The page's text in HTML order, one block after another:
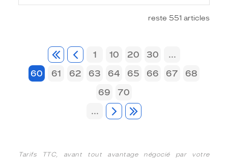
reste 551 articles
1 10 20 30
...
60
61 62 63 64 65 66 67
68
69
70
...
Tarifs TTC, avant tout avantage négocié par votre